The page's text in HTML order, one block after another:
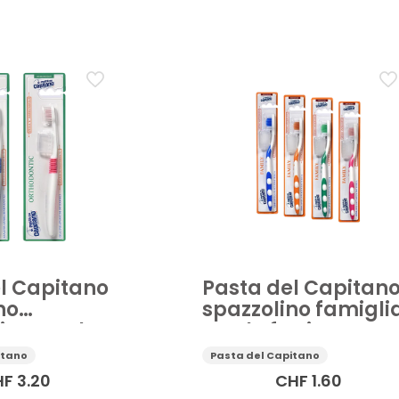
Capitano
setole
3.20
Pasta del Capitano
spazzolino
setole forti
Pasta del Capitano
CHF 1.60